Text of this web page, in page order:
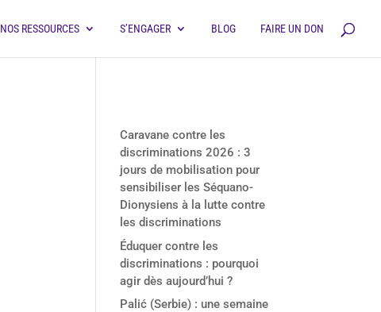
NOS RESSOURCES S’ENGAGER BLOG FAIRE UN DON
Caravane contre les
discriminations 2026 : 3
jours de mobilisation pour
sensibiliser les Séquano-
Dionysiens à la lutte contre
les discriminations
Éduquer contre les
discriminations : pourquoi
agir dès aujourd’hui ?
Palić (Serbie) : une semaine